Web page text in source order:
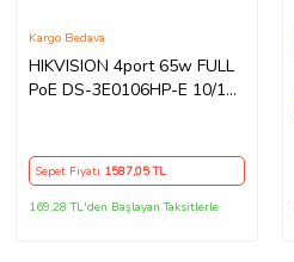
HIKVISION 4port 65w FULL
PoE DS-3E0106HP-E 10/100
Kargo Bedava
Sepet Fiyatı 1587,05 TL
169,28 TL'den Başlayan Taksitlerle